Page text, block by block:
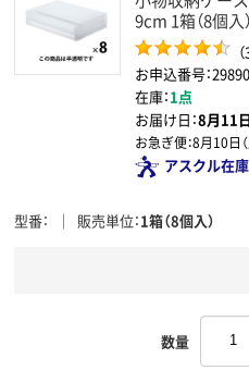
9cm 1箱（8個入
お申込番号：
在庫：1点
お届け日：8月11日
お急ぎ便：8月10日（
アスクル在
型番 販売単位 1箱（8個入）
数量